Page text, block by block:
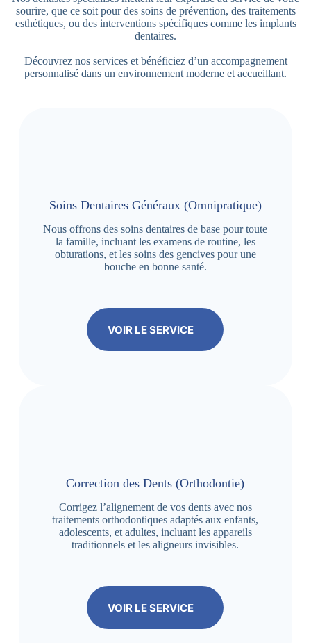
sourire, que ce soit pour des soins de prévention, des traitements
esthétiques, ou des interventions spécifiques comme les implants
dentaires.
Découvrez nos services et bénéficiez d’un accompagnement
personnalisé dans un environnement moderne et accueillant.
Soins Dentaires Généraux (Omnipratique)
Nous offrons des soins dentaires de base pour toute
la famille, incluant les examens de routine, les
obturations, et les soins des gencives pour une
bouche en bonne santé.
VOIR LE SERVICE
Correction des Dents (Orthodontie)
Corrigez l’alignement de vos dents avec nos
traitements orthodontiques adaptés aux enfants,
adolescents, et adultes, incluant les appareils
traditionnels et les aligneurs invisibles.
VOIR LE SERVICE